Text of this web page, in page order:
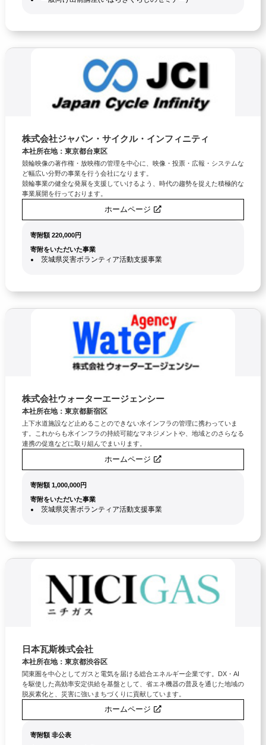
株式会社ジャパン・サイクル・インフィニティ
本社所在地：東京都台東区
競輪映像の著作権・放映権の管理を中心に、映像・投票・広報・システムな
ど幅広い分野の事業を行う会社になります。
競輪事業の健全な発展を支援していけるよう、時代の趨勢を捉えた積極的な
事業展開を行っております。
ホームページ
寄附額 220,000円
寄附をいただいた事業
茨城県災害ボランティア活動支援事業
株式会社ウォーターエージェンシー
本社所在地：東京都新宿区
上下水道施設など止めることのできない水インフラの管理に携わっていま
す。これからも水インフラの持続可能なマネジメントや、地域とのさらなる
連携の促進などに取り組んでまいります。
ホームページ
寄附額 1,000,000円
寄附をいただいた事業
茨城県災害ボランティア活動支援事業
日本瓦斯株式会社
本社所在地：東京都渋谷区
関東圏を中心としてガスと電気を届ける総合エネルギー企業です。DX・AI
を駆使した高効率安定供給を基盤として、省エネ機器の普及を通じた地域の
脱炭素化と、災害に強いまちづくりに貢献しています。
ホームページ
寄附額 非公表